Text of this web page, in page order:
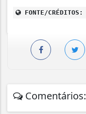
FONTE/CRÉDITOS:
Comentários: